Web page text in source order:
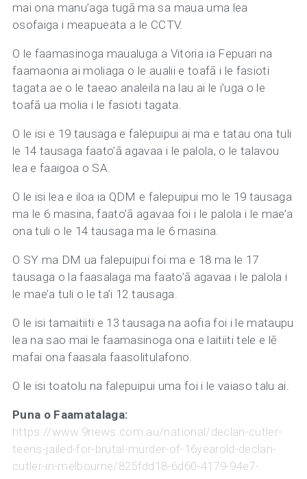
mai ona manu’aga tugā ma sa maua uma lea
osofaiga i meapueata a le CCTV.
O le faamasinoga maualuga a Vitoria ia Fepuari na
faamaonia ai moliaga o le aualii e toafā i le fasioti
tagata ae o le taeao analeila na lau ai le i’uga o le
toafā ua molia i le fasioti tagata.
O le isi e 19 tausaga e falepuipui ai ma e tatau ona tuli
le 14 tausaga faato’ā agavaa i le palola, o le talavou
lea e faaigoa o SA.
O le isi lea e iloa ia QDM e falepuipui mo le 19 tausaga
ma le 6 masina, faato’ā agavaa foi i le palola i le mae’a
ona tuli o le 14 tausaga ma le 6 masina.
O SY ma DM ua falepuipui foi ma e 18 ma le 17
tausaga o la faasalaga ma faato’ā agavaa i le palola i
le mae’a tuli o le ta’i 12 tausaga.
O le isi tamaitiiti e 13 tausaga na aofia foi i le mataupu
lea na sao mai le faamasinoga ona e laitiiti tele e lē
mafai ona faasala faasolitulafono.
O le isi toatolu na falepuipui uma foi i le vaiaso talu ai.
Puna o Faamatalaga:
https://www.9news.com.au/national/declan-cutler-
teens-jailed-for-brutal-murder-of-16yearold-declan-
cutler-in-melbourne/825fdd18-6d60-4179-94e7-